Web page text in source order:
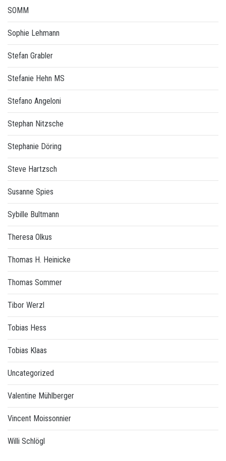
SOMM
Sophie Lehmann
Stefan Grabler
Stefanie Hehn MS
Stefano Angeloni
Stephan Nitzsche
Stephanie Döring
Steve Hartzsch
Susanne Spies
Sybille Bultmann
Theresa Olkus
Thomas H. Heinicke
Thomas Sommer
Tibor Werzl
Tobias Hess
Tobias Klaas
Uncategorized
Valentine Mühlberger
Vincent Moissonnier
Willi Schlögl